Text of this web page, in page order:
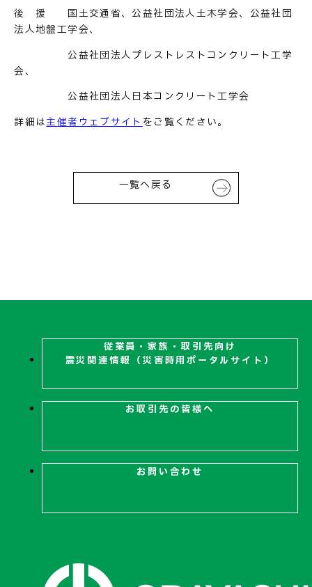
後 援 国土交通省、公益社団法人土木学会、公益社団
法人地盤工学会、
公益社団法人プレストレストコンクリート工学
会、
公益社団法人日本コンクリート工学会
詳細は主催者ウェブサイト をご覧ください。
一覧へ戻る
従業員・家族・取引先向け
震災関連情報（災害時用ポータルサイト）
お取引先の皆様へ
お問い合わせ